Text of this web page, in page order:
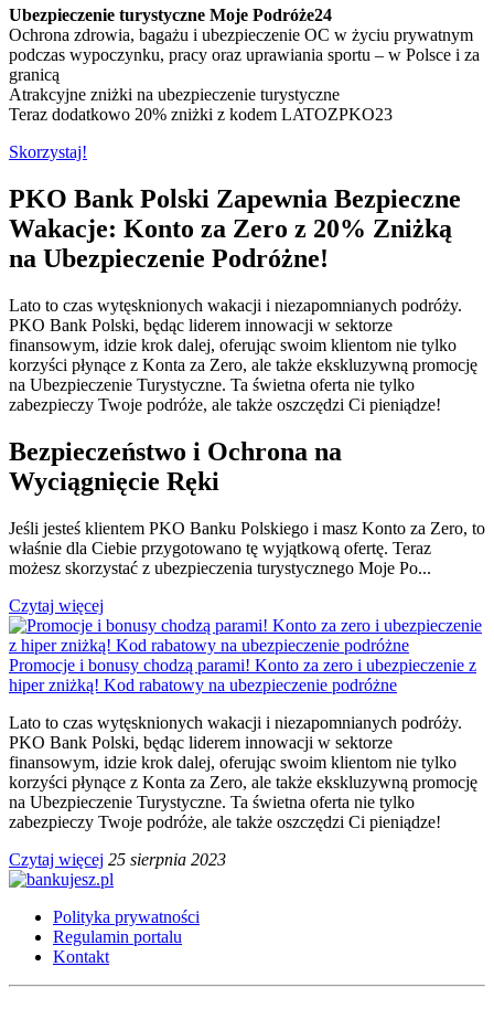
Ubezpieczenie turystyczne Moje Podróże24
Ochrona zdrowia, bagażu i ubezpieczenie OC w życiu prywatnym
podczas wypoczynku, pracy oraz uprawiania sportu – w Polsce i za
granicą
Atrakcyjne zniżki na ubezpieczenie turystyczne
Teraz dodatkowo 20% zniżki z kodem LATOZPKO23
Skorzystaj!
PKO Bank Polski Zapewnia Bezpieczne
Wakacje: Konto za Zero z 20% Zniżką
na Ubezpieczenie Podróżne!
Lato to czas wytęsknionych wakacji i niezapomnianych podróży.
PKO Bank Polski, będąc liderem innowacji w sektorze
finansowym, idzie krok dalej, oferując swoim klientom nie tylko
korzyści płynące z Konta za Zero, ale także ekskluzywną promocję
na Ubezpieczenie Turystyczne. Ta świetna oferta nie tylko
zabezpieczy Twoje podróże, ale także oszczędzi Ci pieniądze!
Bezpieczeństwo i Ochrona na
Wyciągnięcie Ręki
Jeśli jesteś klientem PKO Banku Polskiego i masz Konto za Zero, to
właśnie dla Ciebie przygotowano tę wyjątkową ofertę. Teraz
możesz skorzystać z ubezpieczenia turystycznego Moje Po...
Czytaj więcej
Promocje i bonusy chodzą parami! Konto za zero i ubezpieczenie z
hiper zniżką! Kod rabatowy na ubezpieczenie podróżne
Lato to czas wytęsknionych wakacji i niezapomnianych podróży.
PKO Bank Polski, będąc liderem innowacji w sektorze
finansowym, idzie krok dalej, oferując swoim klientom nie tylko
korzyści płynące z Konta za Zero, ale także ekskluzywną promocję
na Ubezpieczenie Turystyczne. Ta świetna oferta nie tylko
zabezpieczy Twoje podróże, ale także oszczędzi Ci pieniądze!
Czytaj więcej 25 sierpnia 2023
Polityka prywatności
Regulamin portalu
Kontakt